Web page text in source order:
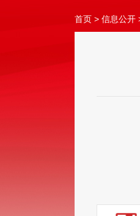
首页 > 信息公开